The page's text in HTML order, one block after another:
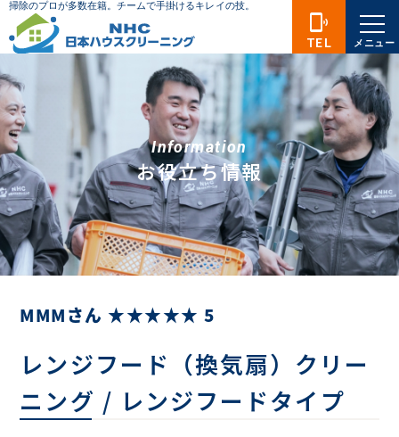
Information
お役立ち情報
MMMさん ★★★★★ 5
レンジフード（換気扇）クリー
ニング / レンジフードタイプ
phonelink_ring
TEL メニュー